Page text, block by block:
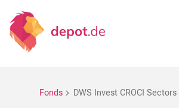
Fonds DWS Invest CROCI